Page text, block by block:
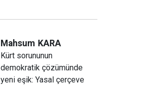
Mahsum KARA
Kürt sorununun
demokratik çözümünde
yeni eşik: Yasal çerçeve